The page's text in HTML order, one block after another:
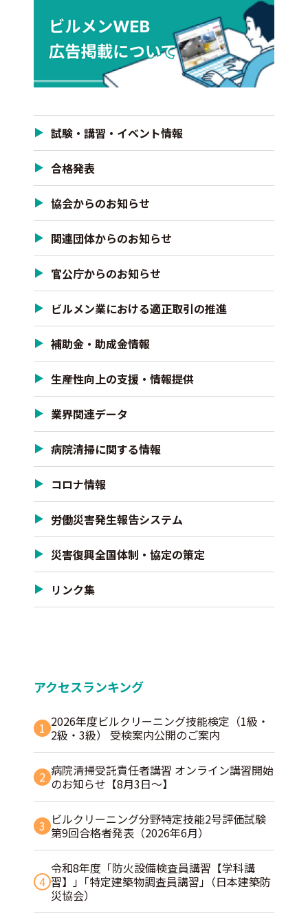
試験・講習・イベント情報
合格発表
協会からのお知らせ
関連団体からのお知らせ
官公庁からのお知らせ
ビルメン業における適正取引の推進
補助金・助成金情報
生産性向上の支援・情報提供
業界関連データ
病院清掃に関する情報
コロナ情報
労働災害発生報告システム
災害復興全国体制・協定の策定
リンク集
アクセスランキング
1 2026年度ビルクリーニング技能検定（1級・
2級・3級） 受検案内公開のご案内
2 病院清掃受託責任者講習 オンライン講習開始
のお知らせ【8月3日～】
3 ビルクリーニング分野特定技能2号評価試験
第9回合格者発表（2026年6月）
4
令和8年度「防火設備検査員講習【学科講
習】」｢特定建築物調査員講習｣（日本建築防
災協会）